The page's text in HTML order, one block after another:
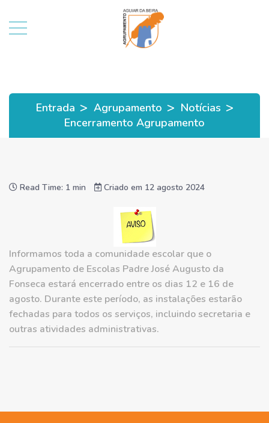
Entrada > Agrupamento > Notícias >
Encerramento Agrupamento
Read Time: 1 min Criado em 12 agosto 2024
Informamos toda a comunidade escolar que o
Agrupamento de Escolas Padre José Augusto da
Fonseca estará encerrado entre os dias 12 e 16 de
agosto. Durante este período, as instalações estarão
fechadas para todos os serviços, incluindo secretaria e
outras atividades administrativas.